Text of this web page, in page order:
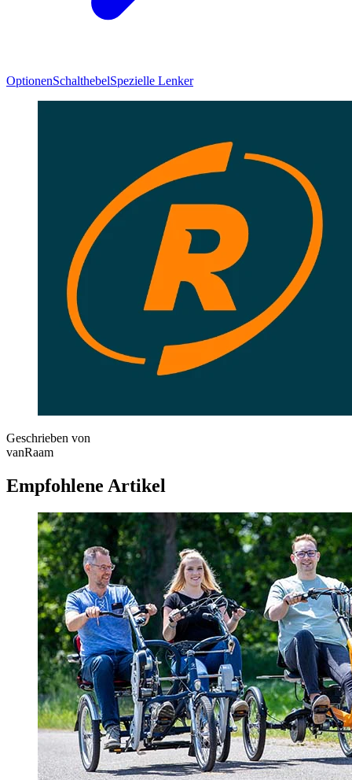
OptionenSchalthebelSpezielle Lenker
Geschrieben von
vanRaam
Empfohlene Artikel